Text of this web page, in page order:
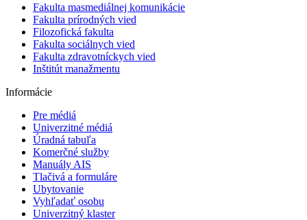
Fakulta masmediálnej komunikácie
Fakulta prírodných vied
Filozofická fakulta
Fakulta ​sociálnych vied
Fakulta zdravotníckych vied
Inštitút manažmentu
Informácie
Pre médiá
Univerzitné médiá
Úradná tabuľa
Komerčné služby
Manuály AIS
Tlačivá a formuláre
Ubytovanie
Vyhľadať osobu
Univerzitný klaster